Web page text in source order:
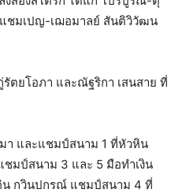
ชมเปญ-เฌอมาลย์ สันติวิวัฒน
ตยโอภา และณัฐริกา เสนสาย ที่
า และแชมป์สนาม 1 ที่หัวหิน
ชมป์สนาม 3 และ 5 มือทำเงิน
น กวินปกรณ์ แชมป์สนาม 4 ที่